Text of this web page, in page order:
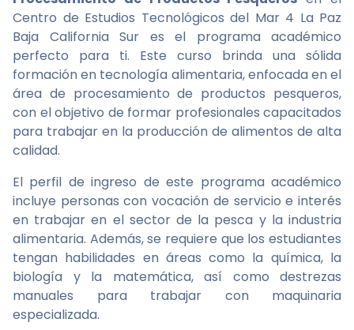
Centro de Estudios Tecnológicos del Mar 4 La Paz
Baja California Sur es el programa académico
perfecto para ti. Este curso brinda una sólida
formación en tecnología alimentaria, enfocada en el
área de procesamiento de productos pesqueros,
con el objetivo de formar profesionales capacitados
para trabajar en la producción de alimentos de alta
calidad.
El perfil de ingreso de este programa académico
incluye personas con vocación de servicio e interés
en trabajar en el sector de la pesca y la industria
alimentaria. Además, se requiere que los estudiantes
tengan habilidades en áreas como la química, la
biología y la matemática, así como destrezas
manuales para trabajar con maquinaria
especializada.